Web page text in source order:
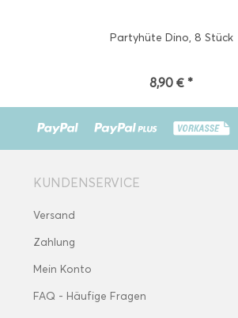
Partyhüte Dino, 8 Stück
8,90 € *
KUNDENSERVICE
Versand
Zahlung
Mein Konto
FAQ - Häufige Fragen